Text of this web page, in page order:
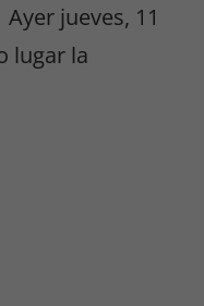
Ayer jueves, 11
lugar la